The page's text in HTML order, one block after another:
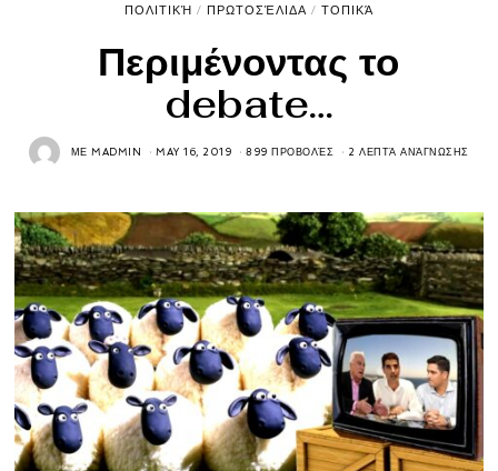
ΠΟΛΙΤΙΚΉ / ΠΡΩΤΟΣΈΛΙΔΑ / ΤΟΠΙΚΆ
Περιμένοντας το
debate…
ΜΕMADMIN MAY 16, 2019 899 ΠΡΟΒΟΛΈΣ 2 ΛΕΠΤΆ ΑΝΆΓΝΩΣΗΣ